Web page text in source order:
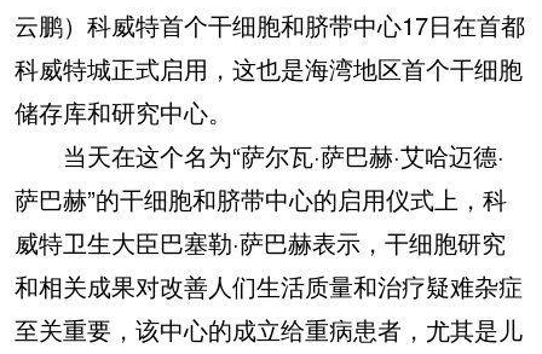
云鹏）科威特首个干细胞和脐带中心17日在首都
科威特城正式启用，这也是海湾地区首个干细胞
储存库和研究中心。
当天在这个名为“萨尔瓦·萨巴赫·艾哈迈德·
萨巴赫”的干细胞和脐带中心的启用仪式上，科
威特卫生大臣巴塞勒·萨巴赫表示，干细胞研究
和相关成果对改善人们生活质量和治疗疑难杂症
至关重要，该中心的成立给重病患者，尤其是儿